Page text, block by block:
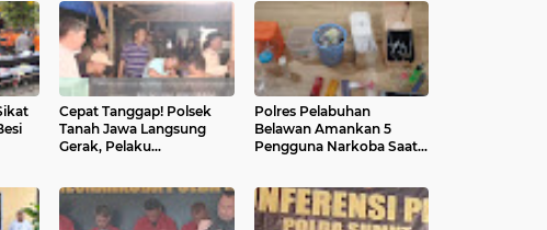
Cepat Tanggap! Polsek
Tanah Jawa Langsung
Gerak, Pelaku
Hitungan Jam
Polres Pelabuhan
Belawan Amankan 5
Pengguna Narkoba Saat